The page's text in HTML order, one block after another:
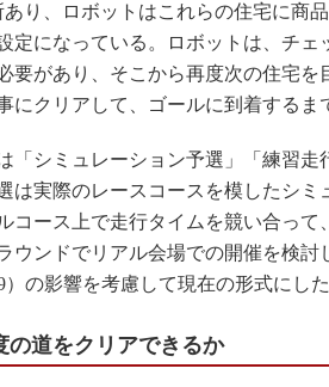
り、ロボットはこれらの住宅に商
定になっている。ロボットは、チ
要があり、そこから再度次の住宅を
にクリアして、ゴールに到着するま
「シミュレーション予選」「練習走
は実際のレースコースを模したシ
コース上で走行タイムを競い合っ
ウンドでリアル会場での開催を検
の影響を考慮して現在の形式にした
の道をクリアできるか